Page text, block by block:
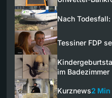
Nach
Tessiner FDP
im Badezimmer
Kurznews2 Min